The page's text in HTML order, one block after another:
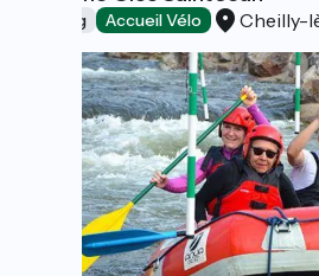
Tasting Accueil Vélo Cheilly-